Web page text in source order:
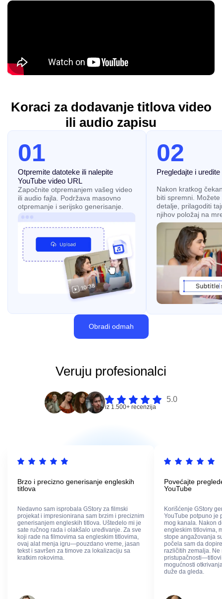
Koraci za dodavanje titlova video
ili audio zapisu
01
Otpremite datoteke ili nalepite
YouTube video URL
Započnite otpremanjem vašeg video
ili audio fajla. Podržava masovno
otpremanje i serijsko generisanje.
02
Pregledajte i
Nakon kratkog
biti spremni.
detalje, prilagoditi
njihov položaj na
Obradi odmah
Veruju profesionalci
5.0
iz 1.500+ recenzija
Brzo i precizno generisanje engleskih
titlova
Nedavno sam isprobala GStory za filmski
projekat i impresionirana sam brzim i preciznim
generisanjem engleskih titlova. Uštedelo mi je
sate ručnog rada i olakšalo uređivanje. Za sve
koji rade na filmovima sa engleskim titlovima,
ovaj alat menja igru—pouzdano vreme, jasan
tekst i savršen za timove za lokalizaciju sa
kratkim rokovima.
Povećajte
YouTube
Korišćenje GStory
YouTube potpuno je
mog kanala. Nakon
engleskim titlovima,
stope angažovanja
počela sam da
različitih zemalja. Ne
mogućnosti
duže da gleda.